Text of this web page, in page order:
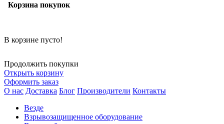
Корзина покупок
В корзине пусто!
Продолжить покупки
Открыть корзину
Оформить заказ
О нас Доставка Блог Производители Контакты
Везде
Взрывозащищенное оборудование